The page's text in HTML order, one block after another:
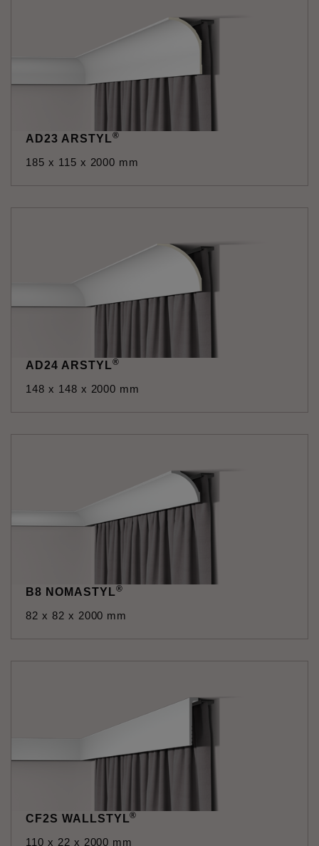
AD23 ARSTYL®
185 x 115 x 2000 mm
AD24 ARSTYL®
148 x 148 x 2000 mm
B8 NOMASTYL®
82 x 82 x 2000 mm
CF2S WALLSTYL®
110 x 22 x 2000 mm